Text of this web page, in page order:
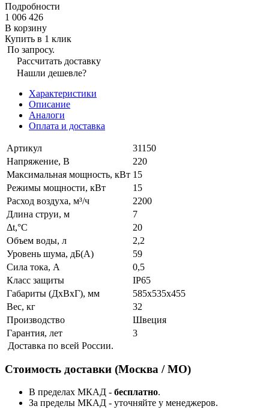
Подробности
1 006 426
В корзину
Купить в 1 клик
По запросу.
Рассчитать доставку
Нашли дешевле?
Характеристики
Описание
Аналоги
Оплата и доставка
Артикул
31150
Напряжение, В
220
Максимальная мощность, кВт 15
Режимы мощности, кВт
15
Расход воздуха, м³/ч
2200
Длина струи, м
7
Δt,°C
20
Объем воды, л
2,2
Уровень шума, дБ(A)
59
Сила тока, А
0,5
Класс защиты
IP65
Габариты (ДхВхГ), мм
585x535x455
Вес, кг
32
Производство
Швеция
Гарантия, лет
3
Доставка по всей России.
Стоимость доставки (Москва / МО)
В пределах МКАД - бесплатно.
За пределы МКАД - уточняйте у менеджеров.